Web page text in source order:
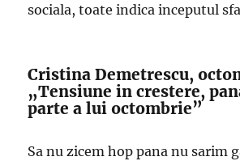
sociala, toate indica inceputul
Cristina Demetrescu,
„Tensiune in crestere,
parte a lui octombrie”
Sa nu zicem hop pana nu sarim